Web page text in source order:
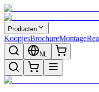
Producten
KoopjesBrochureMontage
NL